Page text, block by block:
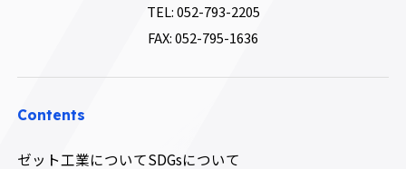
TEL:052-793-2205
FAX: 052-795-1636
Contents
ゼット工業についてSDGsについて